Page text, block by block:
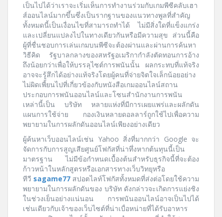
เป็นไปได้ว่าเราจะเริ่มเห็นการทำงานร่วมกับเกมพีซีคลับเฮา
ส์ออนไลน์มากขึ้นซึ่งเป็นรากฐานของแนวทางพูลที่สำคัญ
ทั้งหมดนี้เป็นเงื่อนไขที่สามารถทำได้ ไม่มีสิ่งใดที่แข็งแกร่ง
และเปลี่ยนแปลงไปในทางเดียวกันหรือมีความสุข ส่วนนี้คือ
ผู้ที่ชื่นชอบการเล่นเกมบนพีซีจะต้องผ่านและผ่านการค้นหา
วิธีคิด รัฐบาลกลางของสหรัฐอเมริกากำลังตัดทอนการอ้าง
ถึงน้อยกว่าเพื่อให้บรรลุไซต์การพนันนั้น ผลกระทบที่แท้จริง
อาจจะรู้สึกได้อย่างแท้จริงโดยผู้คนที่จ่ายจิตใจเล็กน้อยอย่าง
ไม่ผิดเพี้ยนไปที่เกี่ยวข้องกับหนังสือเกมออนไลน์สถาน
ประกอบการพนันออนไลน์และโซนสำนักงานการพนัน
เหล่านี้เป็น บริษัท หลายแห่งที่มีการเผยแพร่และผลักดัน
แผนการใช้จ่าย กองเงินหลายดอลลาร์ถูกใช้ไปเพื่อความ
พยายามในการผลักดันออนไลน์เพียงอย่างเดียว
ผู้ค้นหาเว็บออนไลน์เช่น Yahoo สิ่งที่มากกว่า Google จะ
จัดการกับการสูญเสียศูนย์โฟกัสที่น่าทึ่งหากต้นทุนนี้เป็น
มาตรฐาน ไม่มีข้อกำหนดเบื้องต้นสำหรับธุรกิจนี้ที่จะต้อง
ก้าวหน้าในหลักสูตรหรือเอกสารทางเว็บวิทยุหรือ
ทีวี sagame77 สปอตไลท์โฟกัสทั้งหมดที่ส่งต่อโดยใช้ความ
พยายามในการผลักดันของ บริษัท ดังกล่าวจะเกิดการแย่งชิง
ในช่วงเย็นอย่างแน่นอน การพนันออนไลน์อาจเป็นไปได้
เช่นเดียวกับเจ้าของเว็บไซต์ที่น่าเบื่อหน่ายที่ได้รับอาหาร